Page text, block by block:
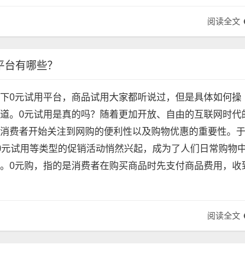
台有哪些？
0元试用平台，商品试用大家都听说过，但是具体如何操
。0元试用是真的吗？随着更加开放、自由的互联网时代
费者开始关注到网购的便利性以及购物优惠的重要性。于